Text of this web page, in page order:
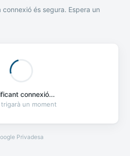
és segura. Espera un
connexió...
un moment
Privadesa